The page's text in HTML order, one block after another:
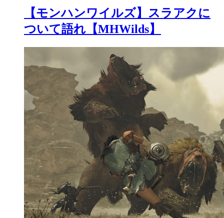
【モンハンワイルズ】スラアクに
ついて語れ【MHWilds】